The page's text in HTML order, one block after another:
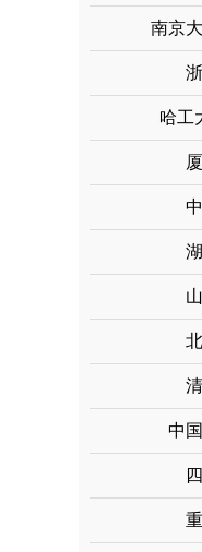
南京
哈工
中